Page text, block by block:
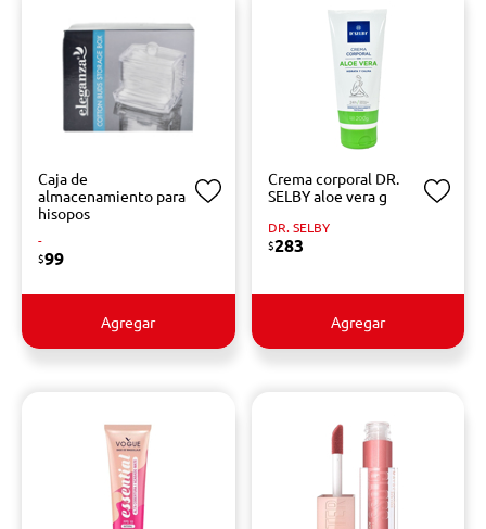
Caja de
almacenamiento para
hisopos
-
$99
Agregar
Crema corporal DR.
SELBY aloe vera g
DR. SELBY
$283
Agregar